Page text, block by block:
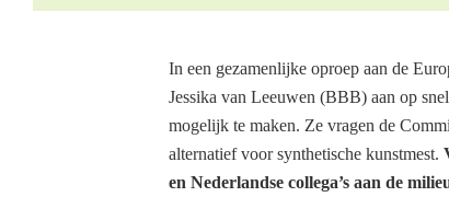
In een gezamenlijke oproep aan de
Jessika van Leeuwen (BBB) aan op
mogelijk te maken. Ze vragen de
alternatief voor synthetische kunstmest.
en Nederlandse collega’s aan de